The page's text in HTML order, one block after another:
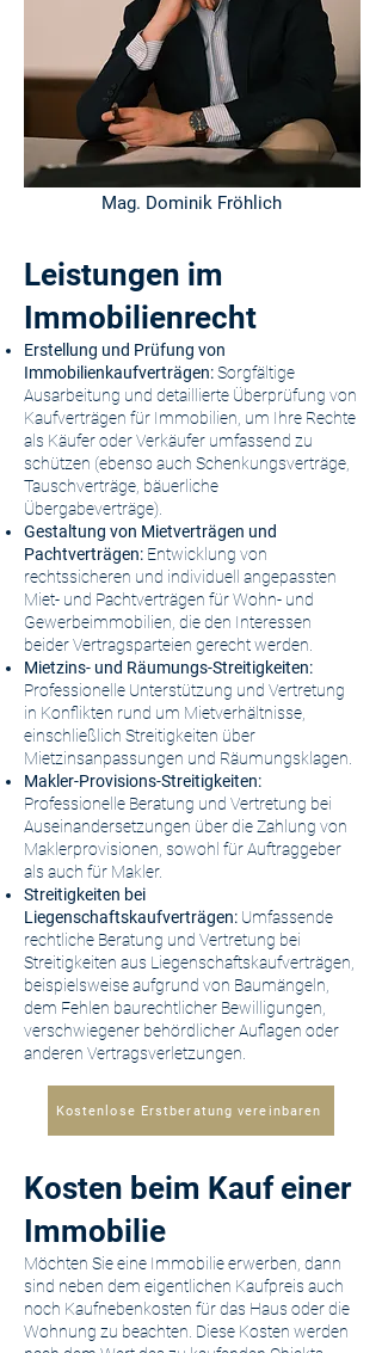
Mag. Dominik Fröhlich
Leistungen im
Immobilienrecht
Erstellung und Prüfung von
Immobilienkaufverträgen:Sorgfältige
Ausarbeitung und detaillierte Überprüfung von
Kaufverträgen für Immobilien, um Ihre Rechte
als Käufer oder Verkäufer umfassend zu
schützen (ebenso auch Schenkungsverträge,
Tauschverträge, bäuerliche
Übergabeverträge).
Gestaltung von Mietverträgen und
Pachtverträgen: Entwicklung von
rechtssicheren und individuell angepassten
Miet- und Pachtverträgen für Wohn- und
Gewerbeimmobilien, die den Interessen
beider Vertragsparteien gerecht werden.
Mietzins- und Räumungs-Streitigkeiten:
Professionelle Unterstützung und Vertretung
in Konflikten rund um Mietverhältnisse,
einschließlich Streitigkeiten über
Mietzinsanpassungen und Räumungsklagen.
Makler-Provisions-Streitigkeiten:
Professionelle Beratung und Vertretung bei
Auseinandersetzungen über die Zahlung von
Maklerprovisionen, sowohl für Auftraggeber
als auch für Makler.
Streitigkeiten bei
Liegenschaftskaufverträgen: Umfassende
rechtliche Beratung und Vertretung bei
Streitigkeiten aus Liegenschaftskaufverträgen,
beispielsweise aufgrund von Baumängeln,
dem Fehlen baurechtlicher Bewilligungen,
verschwiegener behördlicher Auflagen oder
anderen Vertragsverletzungen.
Kostenlose Erstberatung vereinbaren
Kosten beim Kauf einer
Immobilie
Möchten Sie eine Immobilie erwerben, dann
sind neben dem eigentlichen Kaufpreis auch
noch Kaufnebenkosten für das Haus oder die
Wohnung zu beachten. Diese Kosten werden